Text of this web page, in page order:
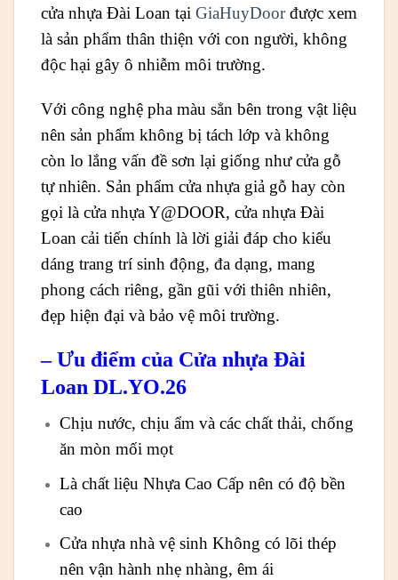
cửa nhựa Đài Loan tại GiaHuyDoorđược xem
là sản phẩm thân thiện với con người, không
độc hại gây ô nhiễm môi trường.
Với công nghệ pha màu sẳn bên trong vật liệu
nên sản phẩm không bị tách lớp và không
còn lo lắng vấn đề sơn lại giống như cửa gỗ
tự nhiên. Sản phẩm cửa nhựa giả gỗ hay còn
gọi là cửa nhựa Y@DOOR, cửa nhựa Đài
Loan cải tiến chính là lời giải đáp cho kiểu
dáng trang trí sinh động, đa dạng, mang
phong cách riêng, gần gũi với thiên nhiên,
đẹp hiện đại và bảo vệ môi trường.
– Ưu điểm của Cửa nhựa Đài
Loan DL.YO.26
Chịu nước, chịu ẩm và các chất thải, chống
ăn mòn mối mọt
Là chất liệu Nhựa Cao Cấp nên có độ bền
cao
Cửa nhựa nhà vệ sinh Không có lõi thép
nên vận hành nhẹ nhàng, êm ái